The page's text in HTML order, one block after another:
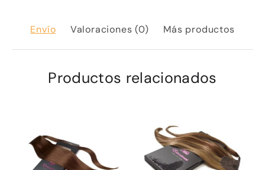
Envío Valoraciones (0) Más productos
Productos relacionados